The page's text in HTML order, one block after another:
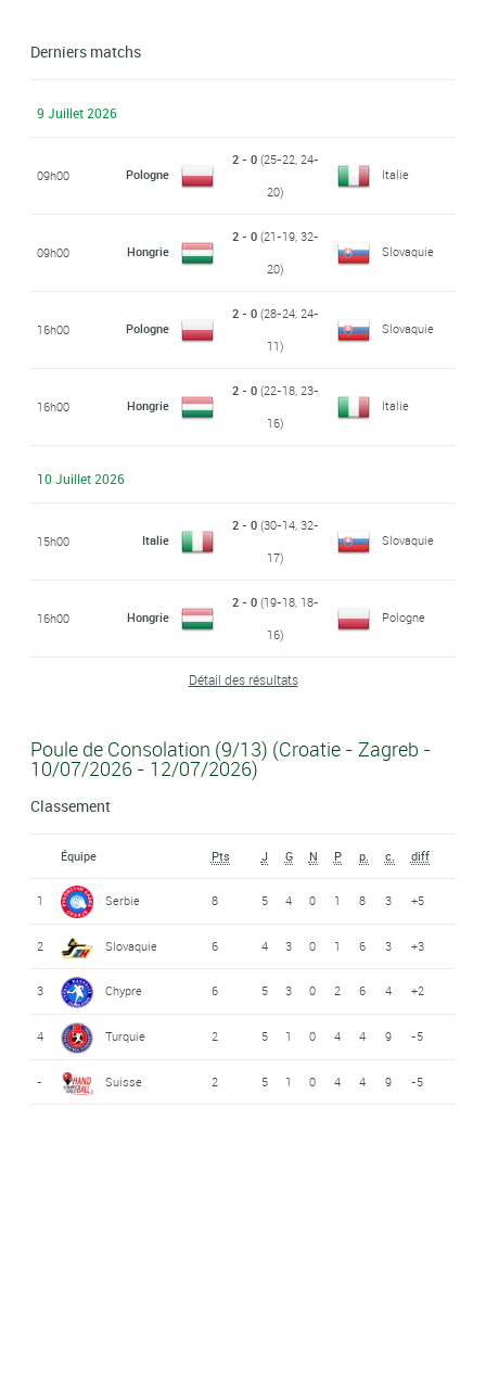
Derniers matchs
9 Juillet 2026
09h00 Pologne
2 - 0(25-22, 24-
20)
Italie
09h00 Hongrie
2 - 0(21-19, 32-
20)
Slovaquie
16h00 Pologne
2 - 0(28-24, 24-
11)
Slovaquie
16h00 Hongrie
2 - 0(22-18, 23-
16)
Italie
10 Juillet 2026
15h00 Italie
2 - 0(30-14, 32-
17)
Slovaquie
16h00 Hongrie
2 - 0(19-18, 18-
16)
Pologne
Détail des résultats
Poule de Consolation (9/13) (Croatie - Zagreb -
10/07/2026 - 12/07/2026)
Classement
Équipe Pts J G N P p. c. diff
1 Serbie 8 5 4 0 1 8 3 +5
2 Slovaquie 6 4 3 0 1 6 3 +3
3 Chypre 6 5 3 0 2 6 4 +2
4 Turquie 2 5 1 0 4 4 9 -5
- Suisse 2 5 1 0 4 4 9 -5